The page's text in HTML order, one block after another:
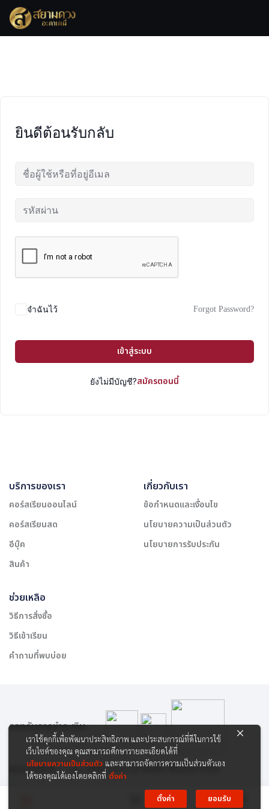
Skip
content
ยินดีต้อนรับกลับ
จำฉันไว้ Forgot Password?
เข้าสู่ระบบ
ยังไม่มีบัญชี?สมัครตอนนี้
บริการของเรา
คอร์สเรียนออนไลน์
คอร์สเรียนสด
อีบุ๊ค
สินค้า
เกี่ยวกับเรา
ข้อกำหนดและเงื่อนไข
นโยบายความเป็นส่วนตัว
นโยบายการรับประกัน
ช่วยเหลือ
วิธีการสั่งซื้อ
วิธีเข้าเรียน
คำถามที่พบบ่อย
สงวนลิขสิทธิ์ © 2565 บริษัท สยาม เคาเซิลลิ่ง เซ็นเตอร์ จำกัด
รองรับการชำระเงิน:
เราใช้คุกกี้เพื่อพัฒนาประสิทธิภาพ และประสบการณ์ที่ดีในการใช้
เว็บไซต์ของคุณ คุณสามารถศึกษารายละเอียดได้ที่
นโยบายความเป็นส่วนตัว และสามารถจัดการความเป็นส่วนตัวเอง
ได้ของคุณได้เองโดยคลิกที่ ตั้งค่า
ตั้งค่า
ยอมรับ